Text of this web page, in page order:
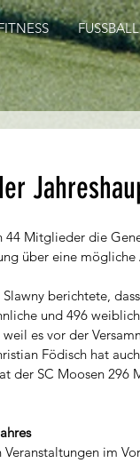
FUSSBALL
Mitglieder die
über eine mögliche
berichtete,
und 496
es vor der
Födisch hat
der SC Moosen
im